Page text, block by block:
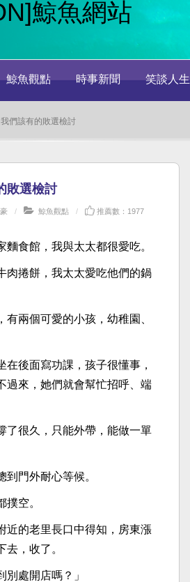
鯨魚觀點 時事新聞 笑談人生
們該有的敗選檢討
敗選檢討
鯨魚觀點 推薦數：1977
麵食館，我與太太都很愛吃。
肉捲餅，我太太愛吃他們的鍋
有兩個可愛的小孩，幼稚園、
在後面寫功課，孩子很懂事，
過來，她們就會幫忙招呼、端
了很久，只能外帶，能做一單
到門外耐心等候。
撲空。
近的老里長口中得知，房東漲
去，收了。
別處開店嗎？」